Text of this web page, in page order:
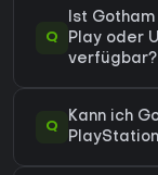
Q
Ist
Play oder
verfügbar?
Q
Kann ich